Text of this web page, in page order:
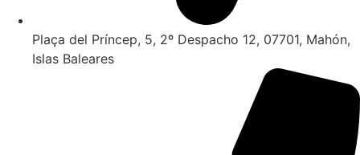
Plaça del Príncep, 5, 2º Despacho 12, 07701, Mahón,
Islas Baleares